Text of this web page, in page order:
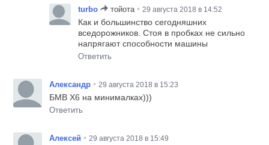
turbo тойота • 29 августа 2018 в 14:52
Как и большинство сегодняшних
вседорожников. Стоя в пробках не сильно
напрягают способности машины
Ответить
Александр • 29 августа 2018 в 15:23
БМВ Х6 на минималках)))
Ответить
Алексей • 29 августа 2018 в 15:49